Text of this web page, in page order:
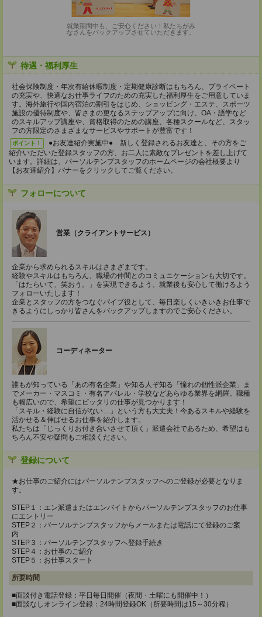
就業期間中も、ご安心ください！私たちがみ
なさんをバックアップさせていただきます。
待遇・福利厚生
社会保険制度・年次有給休暇制度・定期健康診断はもちろん、プライベート
の充実や、快適なお仕事ライフのための充実した福利厚生をご用意していま
す。海外旅行や国内宿泊の割引をはじめ、ショッピング・エステ、スポーツ
施設の優待制度や、皆さまの更なるステップアップに向け、OA・語学など
のスキルアップ講座や、資格取得のための講座、各種スクールなど、スタッ
フの方限定のさまざまなサービスやサポートが豊富です！
ポイント！
●お友達紹介実施中● 新しく登録されるお友達と、その方をご
紹介いただいた登録スタッフの方、お二人に素敵なプレゼントを差し上げて
います。詳細は、パーソルテンプスタッフのホームページの会社概要より
【お友達紹介】バナーをクリックしてご覧ください。
フォローについて
営業（クライアントサービス）
企業から求められるスキルはさまざまです。
経験やスキルはもちろん、職場の仲間とのコミュニケーションも大切です。
「はたらいて、笑おう。」を実現できるよう、就業後も安心して働けるよう
フォローいたします！
企業とスタッフの方をつなぐパイプ役として、毎日楽しくいきいきお仕事で
きるようにしっかり皆さんをバックアップしますのでご安心ください。
コーディネーター
誰もが知っている「あの有名企業」や知る人ぞ知る「憧れの個性派企業」ま
でメーカー・マスコミ・有名アパレル・学校などあらゆる業界を網羅。職種
も幅広いので、希望にピッタリの仕事が見つかります！
「スキル・経験に自信がない…」という方も大丈夫！今あるスキルや経験を
活かせる＆伸ばせるお仕事を紹介します。
私たちは「じっくりお付き合いさせて頂く」派遣会社であるため、希望はも
ちろん不安や疑問もご相談ください。
登録について
★お仕事のご紹介にはパーソルテンプスタッフへのご登録が必要となりま
す。
STEP１：エン派遣またはエンバイトからパーソルテンプスタッフのお仕事
にエントリー
STEP２：パーソルテンプスタッフからメールまたは電話にて登録のご案
内
STEP３：パーソルテンプスタッフへ登録手続き
STEP４：お仕事のご紹介
STEP５：お仕事スタート
所要時間
■面談付き電話登録：平日毎日開催（夜間・土曜にも開催中！）
■面談なしオンライン登録：24時間登録OK（所要時間は15～30分程）